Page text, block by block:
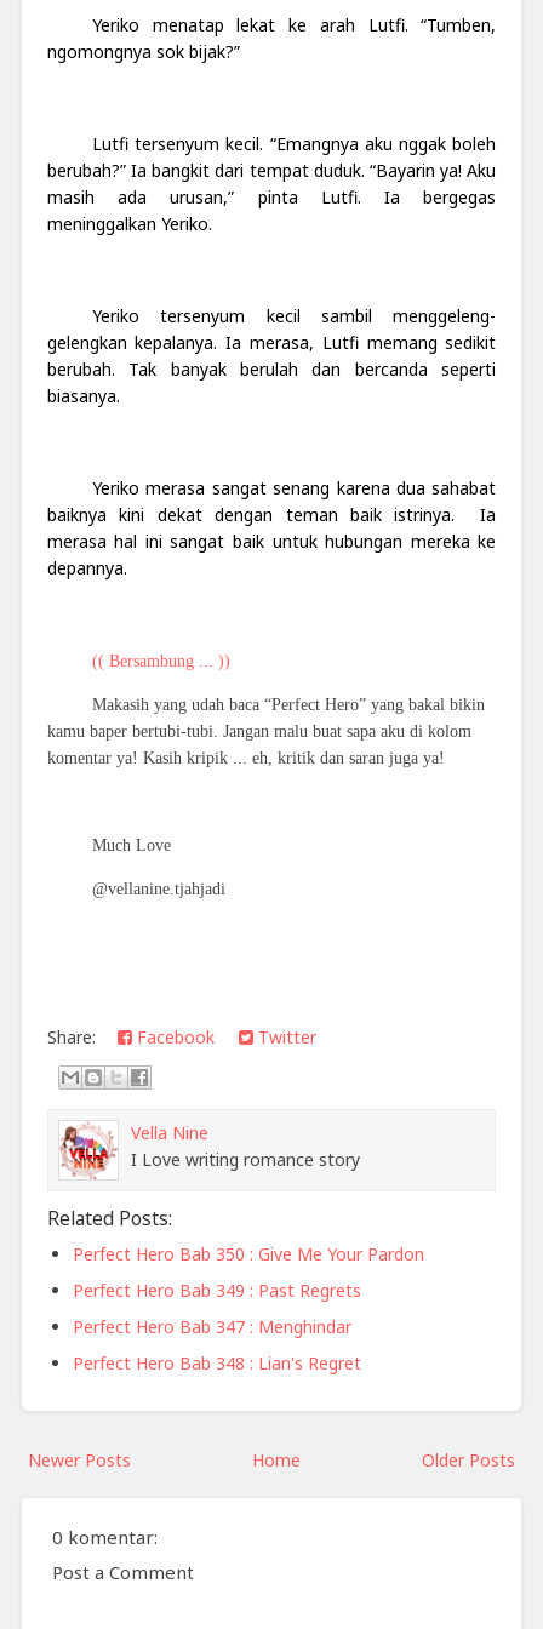
Yeriko menatap lekat ke arah Lutfi. “Tumben,
ngomongnya sok bijak?”
Lutfi tersenyum kecil. “Emangnya aku nggak boleh
berubah?” Ia bangkit dari tempat duduk. “Bayarin ya! Aku
masih ada urusan,” pinta Lutfi. Ia bergegas
meninggalkan Yeriko.
Yeriko tersenyum kecil sambil menggeleng-
gelengkan kepalanya. Ia merasa, Lutfi memang sedikit
berubah. Tak banyak berulah dan bercanda seperti
biasanya.
Yeriko merasa sangat senang karena dua sahabat
baiknya kini dekat dengan teman baik istrinya. Ia
merasa hal ini sangat baik untuk hubungan mereka ke
depannya.
(( Bersambung ... ))
Makasih yang udah baca “Perfect Hero” yang bakal bikin
kamu baper bertubi-tubi. Jangan malu buat sapa aku di kolom
komentar ya! Kasih kripik ... eh, kritik dan saran juga ya!
Much Love
@vellanine.tjahjadi
Share: Facebook Twitter
Vella Nine
I Love writing romance story
Related Posts:
Perfect Hero Bab 350 : Give Me Your Pardon
Perfect Hero Bab 349 : Past Regrets
Perfect Hero Bab 347 : Menghindar
Perfect Hero Bab 348 : Lian's Regret
Newer Posts Older Posts
Home
0 komentar:
Post a Comment